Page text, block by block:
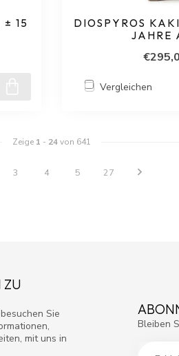
15
DIOSPYROS
JAHRE
Vergleichen
Zeige 1 - 24von 641
3 4 5 27
ZU
Sie
mit uns in
Bleiben